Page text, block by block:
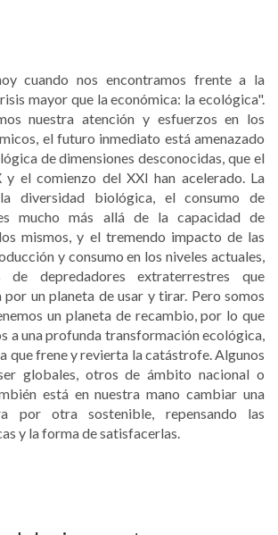
cuando nos encontramos frente a la
mayor que la económica: la ecológica".
nuestra atención y esfuerzos en los
el futuro inmediato está amenazado
de dimensiones desconocidas, que el
el comienzo del XXI han acelerado. La
diversidad biológica, el consumo de
mucho más allá de la capacidad de
mismos, y el tremendo impacto de las
y consumo en los niveles actuales,
de depredadores extraterrestres que
un planeta de usar y tirar. Pero somos
un planeta de recambio, por lo que
a una profunda transformación ecológica,
que frene y revierta la catástrofe. Algunos
globales, otros de ámbito nacional o
está en nuestra mano cambiar una
por otra sostenible, repensando las
y la forma de satisfacerlas.